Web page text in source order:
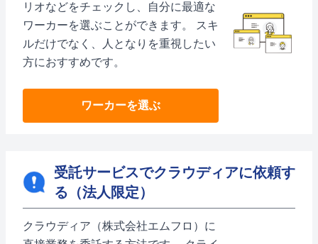
リオなどをチェックし、自分に最適な
ワーカーを選ぶことができます。 スキ
ルだけでなく、人となりを重視したい
方におすすめです。
ワーカーを選ぶ
受託サービスでクラウディアに依頼す
る（法人限定）
クラウディア（株式会社エムフロ）に